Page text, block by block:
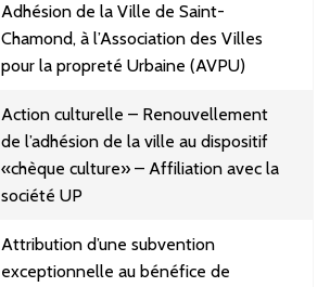
Adhésion de la Ville de Saint-
Chamond, à l’Association des Villes
pour la propreté Urbaine (AVPU)
Action culturelle – Renouvellement
de l’adhésion de la ville au dispositif
«chèque culture» – Affiliation avec la
société UP
Attribution d’une subvention
exceptionnelle au bénéfice de